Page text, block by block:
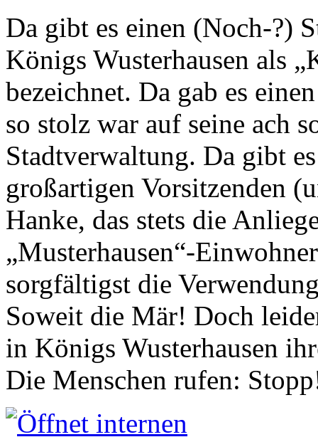
Da gibt es einen (Noch-?)
Königs Wusterhausen als
bezeichnet. Da gab es
so stolz war auf seine ach
Stadtverwaltung. Da gibt
großartigen Vorsitzenden
Hanke, das stets die
„Musterhausen“-
sorgfältigst die
Soweit die Mär! Doch
in Königs Wusterhausen
Die Menschen rufen: